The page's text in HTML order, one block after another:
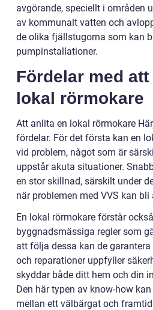
avgörande, speciellt i områden
av kommunalt vatten och
de olika fjällstugorna som kan
pumpinstallationer.
Fördelar med
lokal rörmokare
Att anlita en lokal rörmokare
fördelar. För det första kan en
vid problem, något som är
uppstår akuta situationer.
en stor skillnad, särskilt under
när problemen med VVS kan bli
En lokal rörmokare förstår
byggnadsmässiga regler som
att följa dessa kan de
och reparationer uppfyller
skyddar både ditt hem och din
Den här typen av know-how
mellan ett välbärgat och